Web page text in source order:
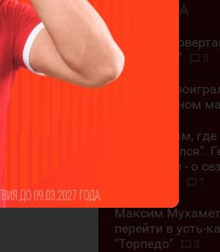
1 АВГУСТА
"Номад" в
"Бейбарыс"
5
"Иртыш"
предсезонном
"Я играл там,
заканчивался".
Гелашвили - о
1
Максим
перейти в усть-
"Торпедо"
3